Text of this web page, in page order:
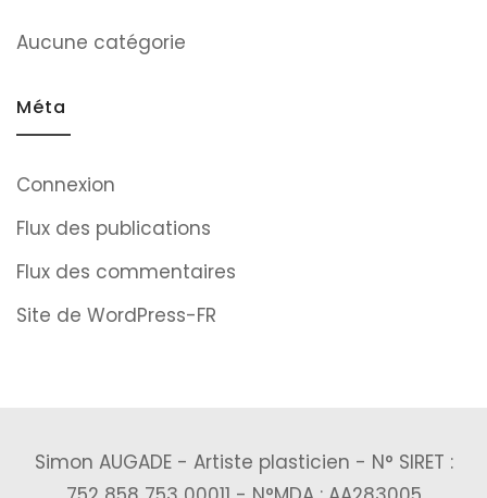
Aucune catégorie
Méta
Connexion
Flux des publications
Flux des commentaires
Site de WordPress-FR
Simon AUGADE - Artiste plasticien - N° SIRET :